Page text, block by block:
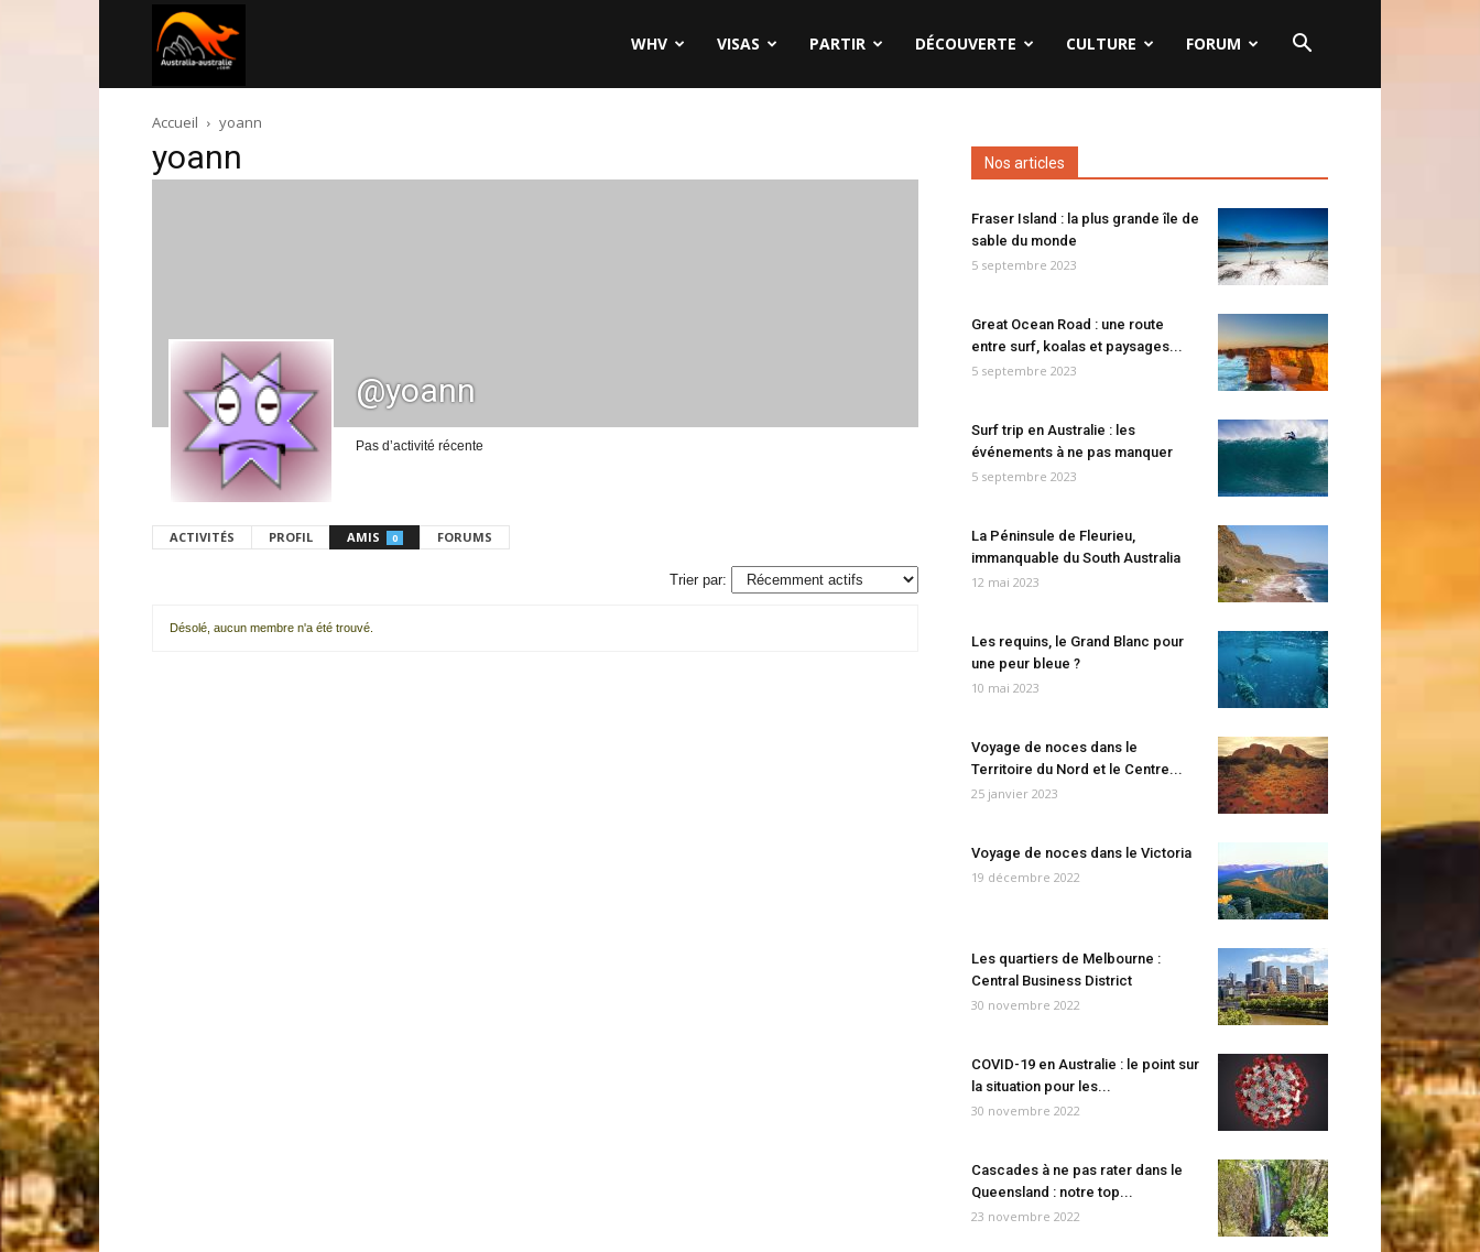
australie.com
WHV VISAS PARTIR DÉCOUVERTE CULTURE FORUM
Accueil yoann
yoann
@yoann
Pas d’activité récente
ACTIVITÉS PROFIL AMIS 0 FORUMS
Trier par:
Désolé, aucun membre n'a été trouvé.
Nos articles
Fraser Island : la plus grande île de
sable du monde
5 septembre 2023
Great Ocean Road : une route
entre surf, koalas et paysages...
5 septembre 2023
Surf trip en Australie : les
événements à ne pas manquer
5 septembre 2023
La Péninsule de Fleurieu,
immanquable du South Australia
12 mai 2023
Les requins, le Grand Blanc pour
une peur bleue ?
10 mai 2023
Voyage de noces dans le
Territoire du Nord et le Centre...
25 janvier 2023
Voyage de noces dans le Victoria
19 décembre 2022
Les quartiers de Melbourne :
Central Business District
30 novembre 2022
COVID-19 en Australie : le point sur
la situation pour les...
30 novembre 2022
Cascades à ne pas rater dans le
Queensland : notre top...
23 novembre 2022